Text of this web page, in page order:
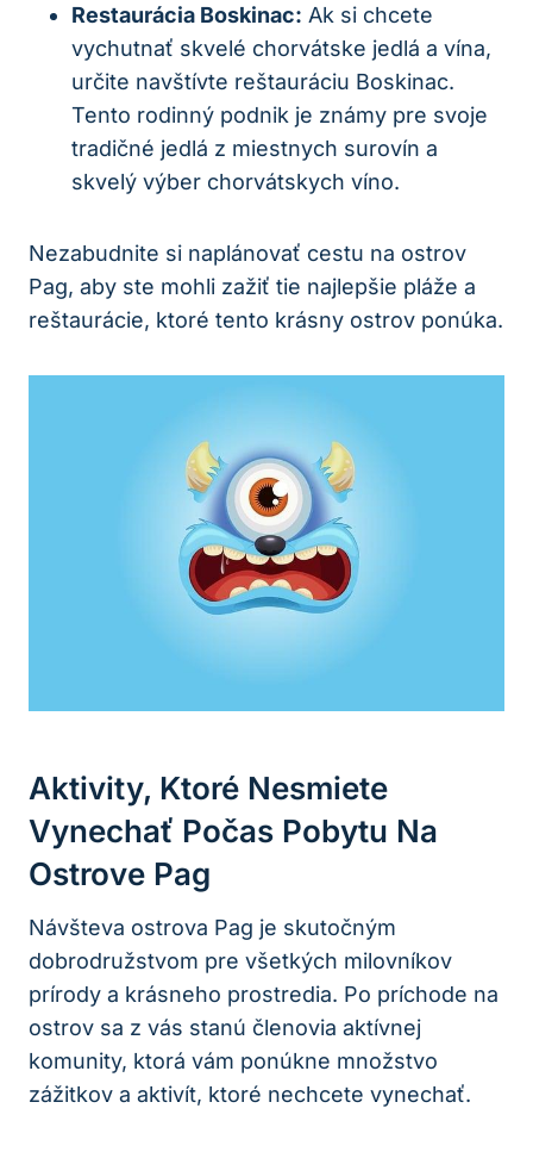
Restaurácia Boskinac: Ak si chcete
vychutnať skvelé chorvátske jedlá a vína,
určite navštívte reštauráciu Boskinac.
Tento rodinný podnik je známy pre svoje
tradičné jedlá z miestnych surovín a
skvelý výber chorvátskych víno.
Nezabudnite si naplánovať cestu na ostrov
Pag, aby ste mohli zažiť tie najlepšie pláže a
reštaurácie, ktoré tento krásny ostrov ponúka.
Aktivity, Ktoré Nesmiete
Vynechať Počas Pobytu Na
Ostrove Pag
Návšteva ostrova Pag je skutočným
dobrodružstvom pre všetkých milovníkov
prírody a krásneho prostredia. Po príchode na
ostrov sa z vás stanú členovia aktívnej
komunity, ktorá vám ponúkne množstvo
zážitkov a aktivít, ktoré nechcete vynechať.